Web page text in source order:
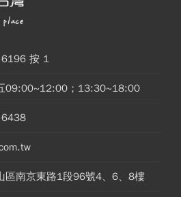
按 1
09:00~12:00；13:30~18:00
區南京東路1段96號4、6、8樓